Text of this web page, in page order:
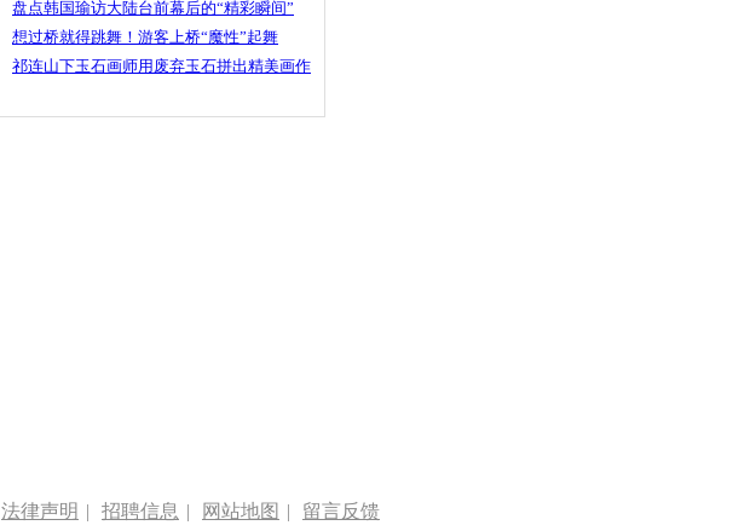
盘点韩国瑜访大陆台前幕后的“精彩瞬间”
想过桥就得跳舞！游客上桥“魔性”起舞
祁连山下玉石画师用废弃玉石拼出精美画作
法律声明 | 招聘信息 | 网站地图 | 留言反馈